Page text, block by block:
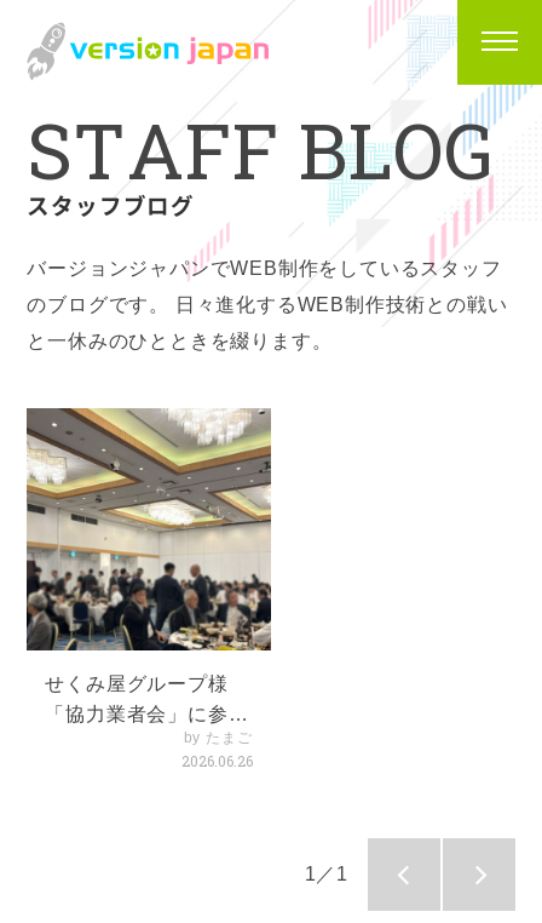
STAFF BLOG
スタッフブログ
バージョンジャパンでWEB制作をしているスタッフ
のブログです。
日々進化するWEB制作技術との戦い
と一休みのひとときを綴ります。
せくみ屋グループ様
「協力業者会」に参加
by たまご
2026.06.26
1／1